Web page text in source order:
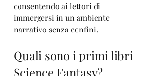
consentendo ai lettori di
immergersi in un ambiente
narrativo senza confini.
Quali sono i primi libri
Science Fantasy?